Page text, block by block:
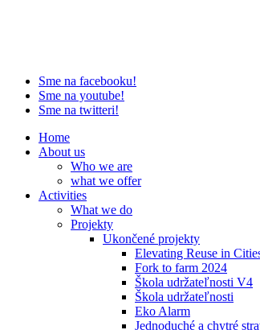
Sme na facebooku!
Sme na youtube!
Sme na twitteri!
Home
About us
Who we are
what we offer
Activities
What we do
Projekty
Ukončené projekty
Elevating Reuse in
Fork to farm 2024
Škola udržateľnosti V4
Škola udržateľnosti
Eko Alarm
Jednoduché a chytré